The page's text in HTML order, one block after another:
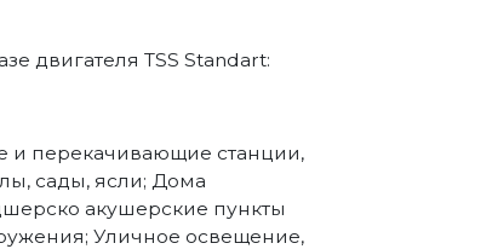
двигателя TSS Standart:
и перекачивающие станции,
сады, ясли; Дома
акушерские пункты
Уличное освещение,